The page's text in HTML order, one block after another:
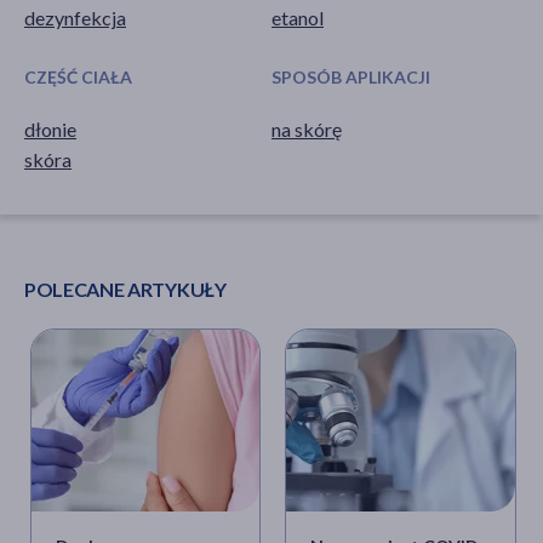
dezynfekcja etanol
CZĘŚĆ CIAŁA
dłonie
skóra
SPOSÓB APLIKACJI
na skórę
POLECANE ARTYKUŁY